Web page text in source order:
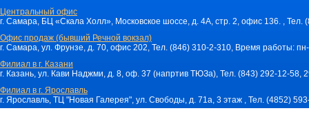
Центральный офис
г. Самара, БЦ «Скала Холл», Московское шоссе, д. 4А, стр. 2, офис 136. ,
Офис продаж (бывший Речной вокзал)
г. Самара, ул. Фрунзе, д. 70, офис 202, Тел. (846) 310-2-310, Время работы:
Филиал в г. Казани
г. Казань, ул. Кави Наджми, д. 8, оф. 37 (напртив ТЮЗа), Тел. (843) 292-12-
Филиал в г. Ярославль
г. Ярославль, ТЦ "Новая Галерея", ул. Свободы, д. 71a, 3 этаж , Тел. (4852)